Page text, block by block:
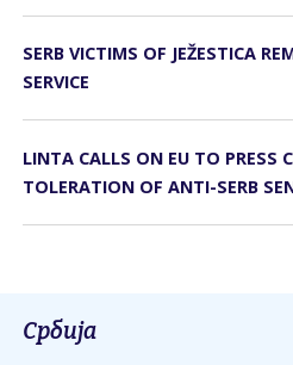
SERB VICTIMS OF JEŽESTICA
SERVICE
LINTA CALLS ON EU TO PRESS
TOLERATION OF ANTI-SERB
Србија